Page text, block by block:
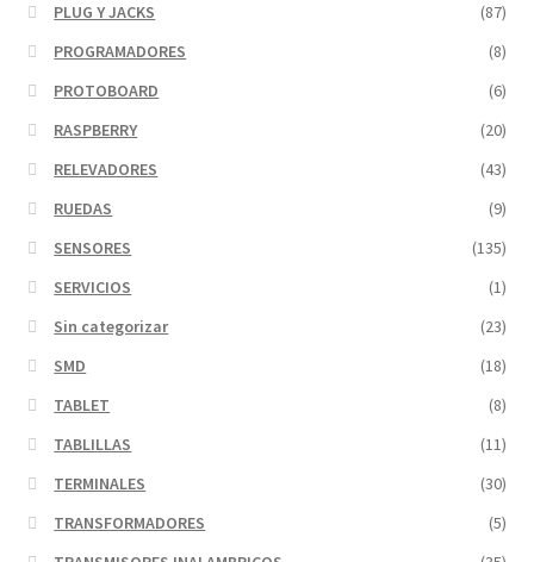
PLUG Y JACKS
(87)
PROGRAMADORES
(8)
PROTOBOARD
(6)
RASPBERRY
(20)
RELEVADORES
(43)
RUEDAS
(9)
SENSORES
(135)
SERVICIOS
(1)
Sin categorizar
(23)
SMD
(18)
TABLET
(8)
TABLILLAS
(11)
TERMINALES
(30)
TRANSFORMADORES
(5)